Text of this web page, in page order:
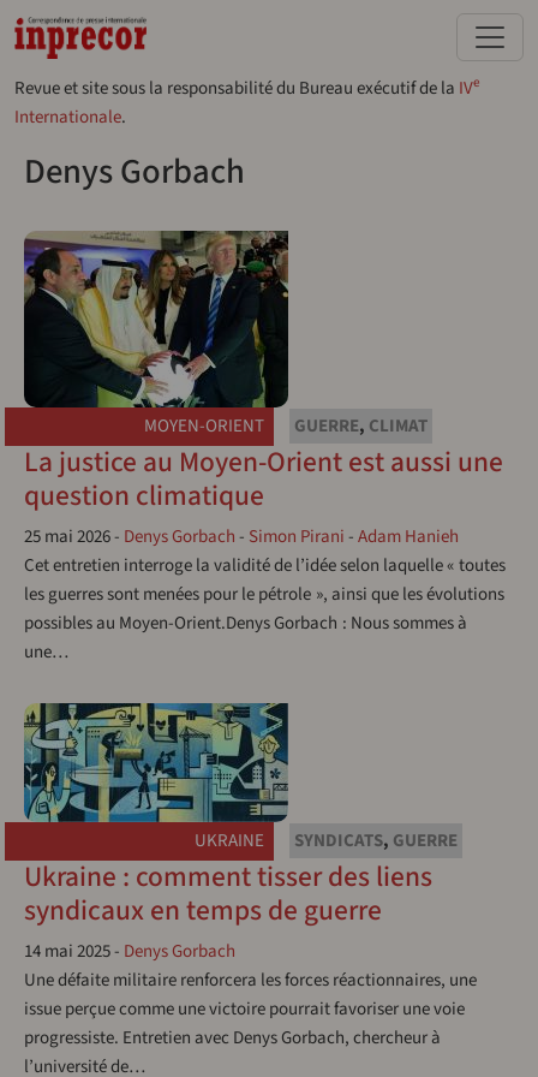
Aller au contenu principal
Revue et site sous la responsabilité du Bureau exécutif de la IVe
Internationale.
Denys Gorbach
MOYEN-ORIENT GUERRE, CLIMAT
La justice au Moyen-Orient est aussi une
question climatique
25 mai 2026- Denys Gorbach- Simon Pirani-Adam Hanieh
Cet entretien interroge la validité de l’idée selon laquelle « toutes
les guerres sont menées pour le pétrole », ainsi que les évolutions
possibles au Moyen-Orient.Denys Gorbach : Nous sommes à
une…
UKRAINE SYNDICATS, GUERRE
Ukraine : comment tisser des liens
syndicaux en temps de guerre
14 mai 2025- Denys Gorbach
Une défaite militaire renforcera les forces réactionnaires, une
issue perçue comme une victoire pourrait favoriser une voie
progressiste. Entretien avec Denys Gorbach, chercheur à
l’université de…